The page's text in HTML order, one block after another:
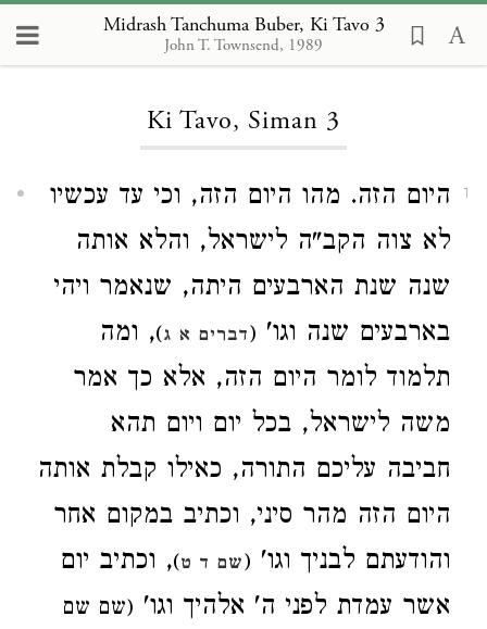
Midrash Tanchuma Buber, Ki Tavo 3
John T. Townsend, 1989
Loading...
Ki Tavo, Siman 3
1
היום הזה. מהו היום הזה, וכי עד עכשיו
לא צוה הקב"ה לישראל, והלא אותה
שנה שנת הארבעים היתה, שנאמר ויהי
בארבעים שנה וגו' (דברים א ג), ומה
תלמוד לומר היום הזה, אלא כך אמר
משה לישראל, בכל יום ויום תהא
חביבה עליכם התורה, כאילו קבלת אותה
היום הזה מהר סיני, וכתיב במקום אחר
והודעתם לבניך וגו' (שם ד ט), וכתיב יום
אשר עמדת לפני ה' אלהיך וגו' (שם שם